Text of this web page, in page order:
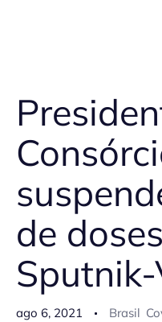
de
ago 6, 2021 Brasil